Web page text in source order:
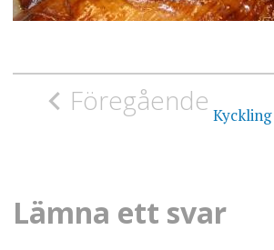
Inläggsnavigering
Föregående
Lämna ett svar